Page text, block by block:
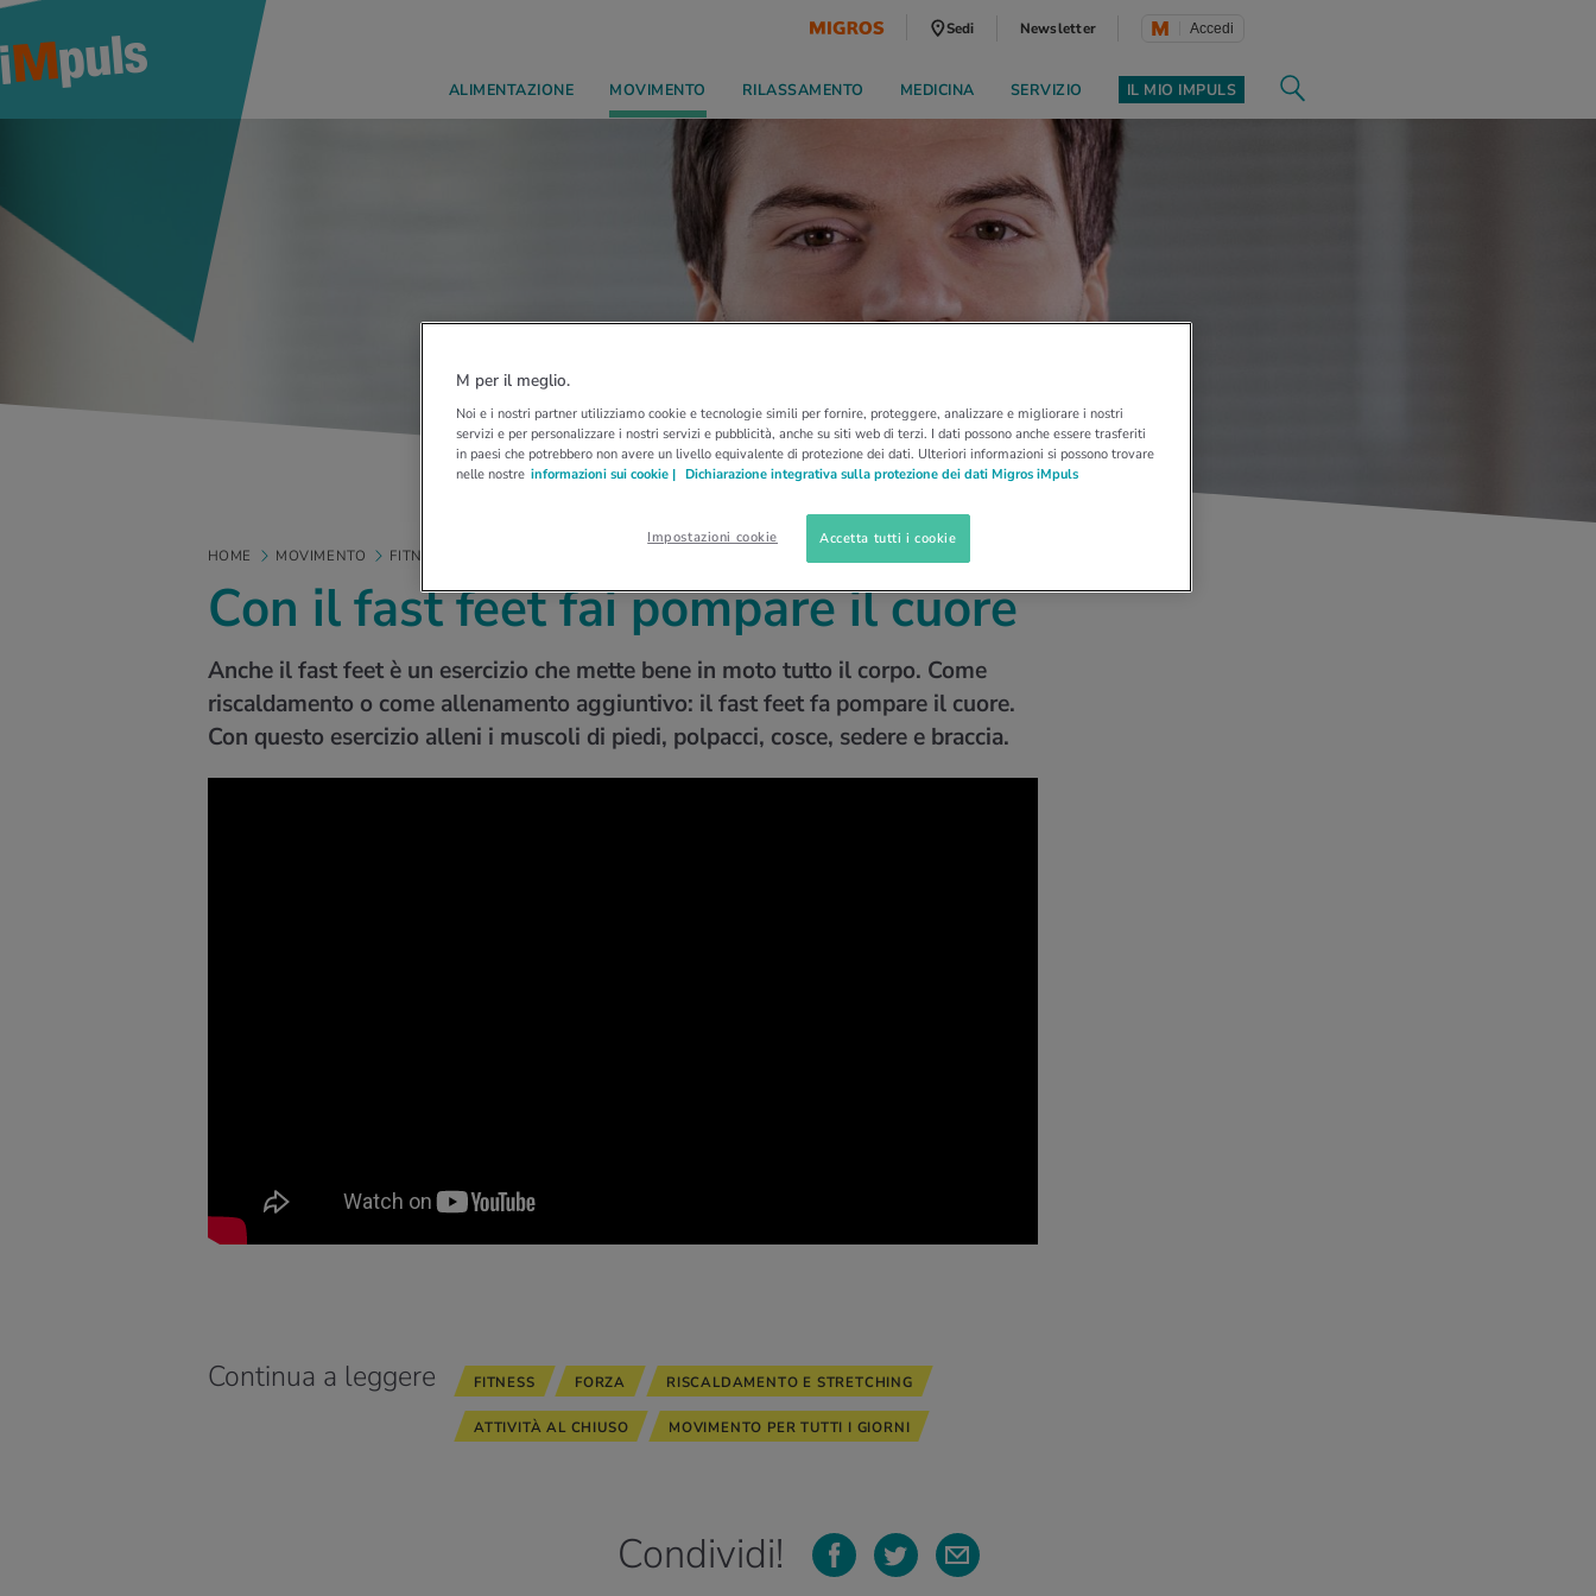
Sedi Newsletter Accedi
ALIMENTAZIONE MOVIMENTO RILASSAMENTO MEDICINA SERVIZIO IL MIO IMPULS
HOME MOVIMENTO FITNESS
Con il fast feet fai pompare il cuore
Anche il fast feet è un esercizio che mette bene in moto tutto il corpo. Come
riscaldamento o come allenamento aggiuntivo: il fast feet fa pompare il cuore.
Con questo esercizio alleni i muscoli di piedi, polpacci, cosce, sedere e braccia.
Continua a leggere FITNESS FORZA RISCALDAMENTO E STRETCHING
ATTIVITÀ AL CHIUSO MOVIMENTO PER TUTTI I GIORNI
Condividi!
M per il meglio.
Noi e i nostri partner utilizziamo cookie e tecnologie simili per fornire, proteggere, analizzare e migliorare i nostri
servizi e per personalizzare i nostri servizi e pubblicità, anche su siti web di terzi. I dati possono anche essere trasferiti
in paesi che potrebbero non avere un livello equivalente di protezione dei dati. Ulteriori informazioni si possono trovare
nelle nostre informazioni sui cookie | Dichiarazione integrativa sulla protezione dei dati Migros iMpuls
Impostazioni cookie Accetta tutti i cookie